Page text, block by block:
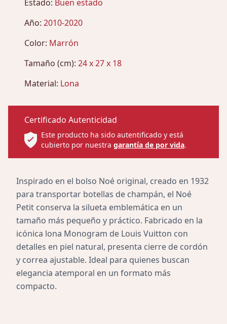
Estado: Buen estado
Año: 2010-2020
Color: Marrón
Tamaño (cm): 24 x 27 x 18
Material: Lona
Certificado Autenticidad
Este producto ha sido autentificado y está
cubierto por nuestra garantía de por vida.
Inspirado en el bolso Noé original, creado en 1932
para transportar botellas de champán, el Noé
Petit conserva la silueta emblemática en un
tamaño más pequeño y práctico. Fabricado en la
icónica lona Monogram de Louis Vuitton con
detalles en piel natural, presenta cierre de cordón
y correa ajustable. Ideal para quienes buscan
elegancia atemporal en un formato más
compacto.